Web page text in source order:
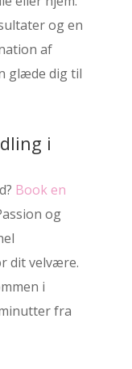
og en
af
glæde dig til
i
Book en
og
dit velvære.
i
fra